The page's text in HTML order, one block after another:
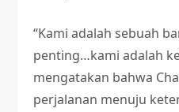
“Kami adalah sebuah
penting…kami adalah
mengatakan bahwa
perjalanan menuju